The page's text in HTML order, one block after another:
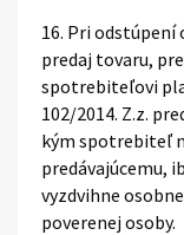
16. Pri
predaj tovaru,
spotrebiteľovi
102/2014. Z.z.
kým spotrebiteľ
predávajúcemu,
vyzdvihne
poverenej osoby.